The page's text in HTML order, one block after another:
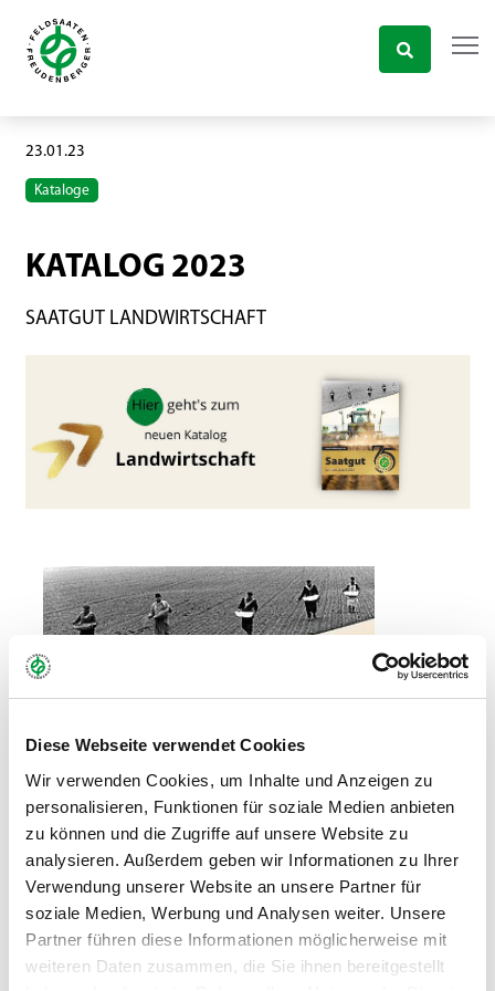
Diese Webseite verwendet Cookies
Wir verwenden Cookies, um Inhalte und Anzeigen zu
personalisieren, Funktionen für soziale Medien anbieten
zu können und die Zugriffe auf unsere Website zu
analysieren. Außerdem geben wir Informationen zu Ihrer
Verwendung unserer Website an unsere Partner für
soziale Medien, Werbung und Analysen weiter. Unsere
Partner führen diese Informationen möglicherweise mit
weiteren Daten zusammen, die Sie ihnen bereitgestellt
23.01.23
Kataloge
KATALOG 2023
SAATGUT LANDWIRTSCHAFT